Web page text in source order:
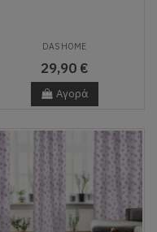
DAS HOME
29,90 €
Αγορά